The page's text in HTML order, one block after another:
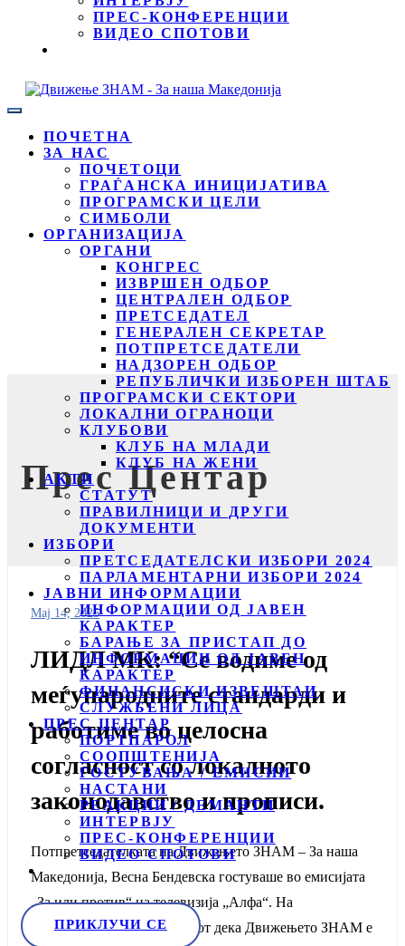
ПРЕС-КОНФЕРЕНЦИИ
ВИДЕО СПОТОВИ
ПОЧЕТНА
ЗА НАС
ПОЧЕТОЦИ
ГРАЃАНСКА ИНИЦИЈАТИВА
ПРОГРАМСКИ ЦЕЛИ
СИМБОЛИ
ОРГАНИЗАЦИЈА
ОРГАНИ
КОНГРЕС
ИЗВРШЕН ОДБОР
ЦЕНТРАЛЕН ОДБОР
ПРЕТСЕДАТЕЛ
ГЕНЕРАЛЕН СЕКРЕТАР
ПОТПРЕТСЕДАТЕЛИ
НАДЗОРЕН ОДБОР
РЕПУБЛИЧКИ ИЗБОРЕН ШТАБ
ПРОГРАМСКИ СЕКТОРИ
ЛОКАЛНИ ОГРАНОЦИ
КЛУБОВИ
КЛУБ НА МЛАДИ
КЛУБ НА ЖЕНИ
АКТИ
СТАТУТ
ПРАВИЛНИЦИ И ДРУГИ
ДОКУМЕНТИ
ИЗБОРИ
ПРЕТСЕДАТЕЛСКИ ИЗБОРИ 2024
ПАРЛАМЕНТАРНИ ИЗБОРИ 2024
ЈАВНИ ИНФОРМАЦИИ
ИНФОРМАЦИИ ОД ЈАВЕН
КАРАКТЕР
БАРАЊЕ ЗА ПРИСТАП ДО
ИНФОРМАЦИИ ОД ЈАВЕН
КАРАКТЕР
ФИНАНСИСКИ ИЗВЕШТАИ
СЛУЖБЕНИ ЛИЦА
ПРЕС ЦЕНТАР
ПОРТПАРОЛ
СООПШТЕНИЈА
ГОСТУВАЊА / ЕМИСИИ
НАСТАНИ
РЕАКЦИИ / ДЕМАНТИ
ИНТЕРВЈУ
ПРЕС-КОНФЕРЕНЦИИ
ВИДЕО СПОТОВИ
ПРИКЛУЧИ СЕ
Прес Центар
Мај 14, 2025
ЛИДЛ МК: “Се водиме од
меѓународните стандарди и
работиме во целосна
согласност со локалното
законодавство и прописи.
Потпретседателката на Движењето ЗНАМ – За наша
Македонија, Весна Бендевска гостуваше во емисијата
„За или против“ на телевизија „Алфа“. На
констатацијата од новинарот дека Движењето ЗНАМ е